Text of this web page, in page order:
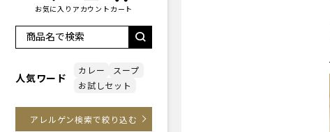
お気に入り アカウント カート
人気ワード
カレー
スープ
お試しセット
アレルゲン検索で絞り込む